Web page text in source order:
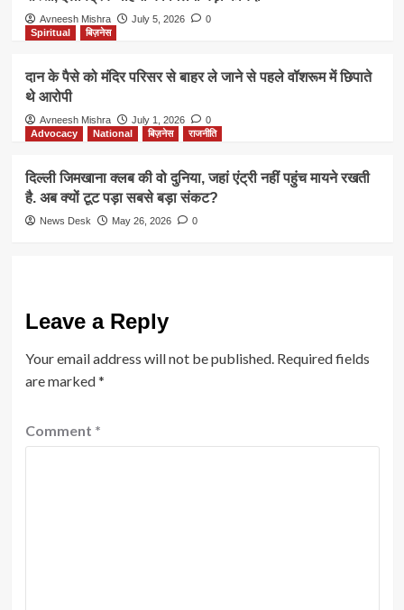
Avneesh Mishra July 5, 2026
0
Spiritual
बिज़नेस
दान के पैसे को मंदिर परिसर से बाहर ले जाने से पहले वॉशरूम में छिपाते
थे आरोपी
Avneesh Mishra July 1, 2026
0
Advocacy
National बिज़नेस राजनीति
दिल्ली जिमखाना क्लब की वो दुनिया, जहां एंट्री नहीं पहुंच मायने रखती
है. अब क्यों टूट पड़ा सबसे बड़ा संकट?
News Desk May 26, 2026 0
Leave a Reply
Your email address will not be published. Required fields
are marked*
Comment *